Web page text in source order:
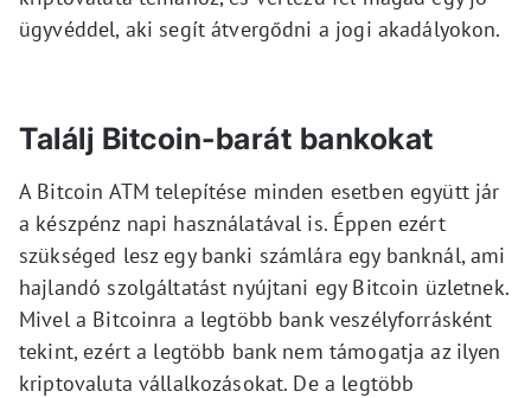
ügyvéddel, aki segít átvergődni a jogi akadályokon.
Találj Bitcoin-barát bankokat
A Bitcoin ATM telepítése minden esetben együtt jár
a készpénz napi használatával is. Éppen ezért
szükséged lesz egy banki számlára egy banknál, ami
hajlandó szolgáltatást nyújtani egy Bitcoin üzletnek.
Mivel a Bitcoinra a legtöbb bank veszélyforrásként
tekint, ezért a legtöbb bank nem támogatja az ilyen
kriptovaluta vállalkozásokat. De a legtöbb